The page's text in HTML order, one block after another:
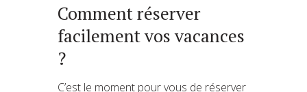
Comment réserver
facilement vos vacances
?
C’est le moment pour vous de réserver